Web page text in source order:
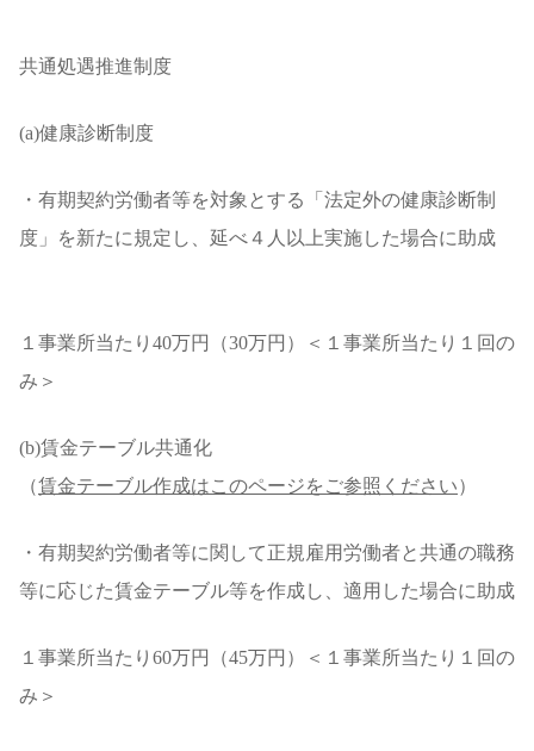
共通処遇推進制度
(a)健康診断制度
・有期契約労働者等を対象とする「法定外の健康診断制
度」を新たに規定し、延べ４人以上実施した場合に助成
１事業所当たり40万円（30万円）＜１事業所当たり１回の
み＞
(b)賃金テーブル共通化
（賃金テーブル作成はこのページをご参照ください）
・有期契約労働者等に関して正規雇用労働者と共通の職務
等に応じた賃金テーブル等を作成し、適用した場合に助成
１事業所当たり60万円（45万円）＜１事業所当たり１回の
み＞